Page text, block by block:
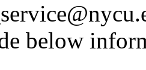
below